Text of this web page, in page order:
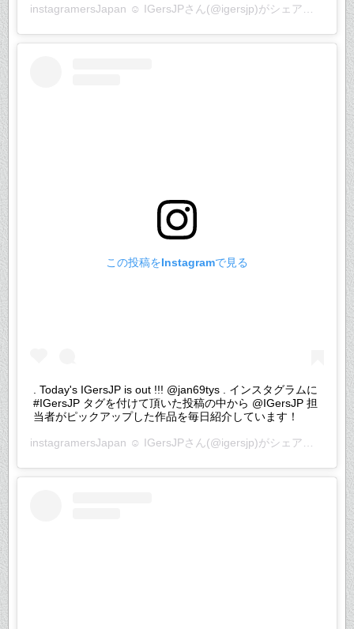
instagramersJapan ☺︎ IGersJPさん(@igersjp)がシェアした投稿 –
この投稿をInstagramで見る
. Today's IGersJP is out !!! @jan69tys . インスタグラムに
#IGersJP タグを付けて頂いた投稿の中から @IGersJP 担
当者がピックアップした作品を毎日紹介しています！
instagramersJapan ☺︎ IGersJPさん(@igersjp)がシェアした投稿 –